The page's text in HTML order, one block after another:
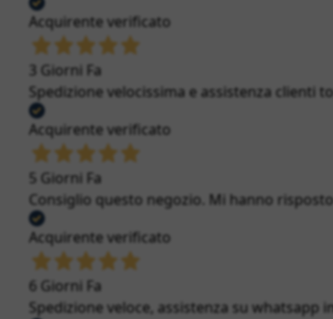
Acquirente verificato
3 Giorni Fa
Spedizione velocissima e assistenza clienti
Acquirente verificato
5 Giorni Fa
Consiglio questo negozio. Mi hanno
Acquirente verificato
6 Giorni Fa
Spedizione veloce, assistenza su